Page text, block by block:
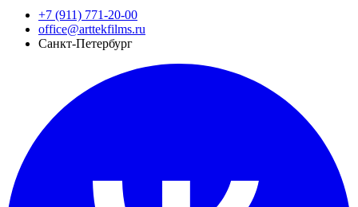
+7 (911) 771-20-00
office@arttekfilms.ru
Санкт-Петербург